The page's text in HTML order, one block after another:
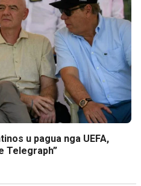
u pagua nga UEFA,
Telegraph”